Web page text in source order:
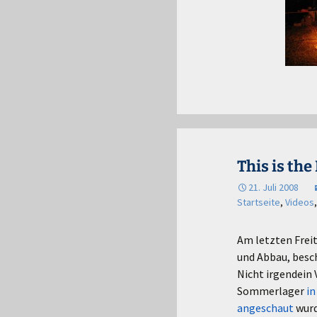
This is the
21. Juli 2008
Startseite, Videos
Am letzten
und Abbau,
Nicht irgendein
Sommerlager
angeschaut